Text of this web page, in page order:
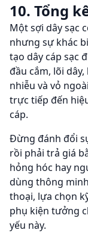
10. Tổng
Một sợi dây sạc
nhưng sự khác
tạo dây cáp sạc
đầu cắm, lõi
nhiễu và vỏ
trực tiếp đến
cáp.
Đừng đánh đổi
rồi phải trả giá
hỏng hóc hay
dùng thông
thoại, lựa chọn
phụ kiện tưởng
yếu này.